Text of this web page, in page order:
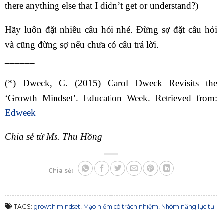
there anything else that I didn’t get or understand?)
Hãy luôn đặt nhiều câu hỏi nhé. Đừng sợ đặt câu hỏi
và cũng đừng sợ nếu chưa có câu trả lời.
(*) Dweck, C. (2015) Carol Dweck Revisits the
‘Growth Mindset’. Education Week. Retrieved from:
Edweek
Chia sẻ từ Ms. Thu Hồng
Chia sẻ:
TAGS: growth mindset Mạo hiểm có trách nhiệm Nhóm năng lực tư